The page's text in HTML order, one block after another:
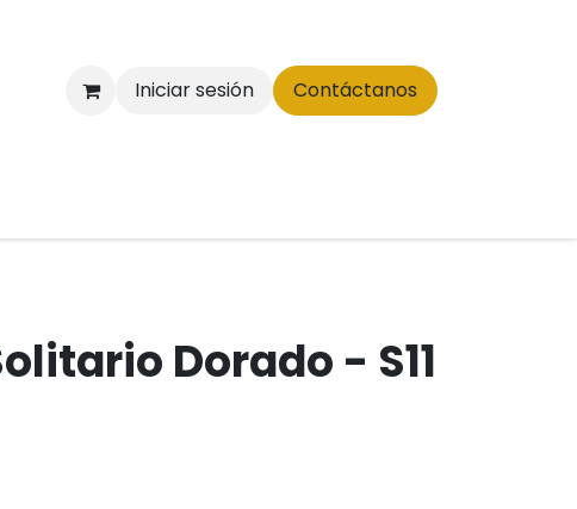
Iniciar sesión Contáctanos
Dorado - S11